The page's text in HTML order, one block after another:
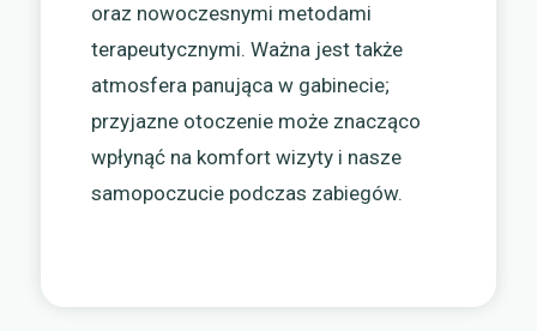
oraz nowoczesnymi metodami
terapeutycznymi. Ważna jest także
atmosfera panująca w gabinecie;
przyjazne otoczenie może znacząco
wpłynąć na komfort wizyty i nasze
samopoczucie podczas zabiegów.